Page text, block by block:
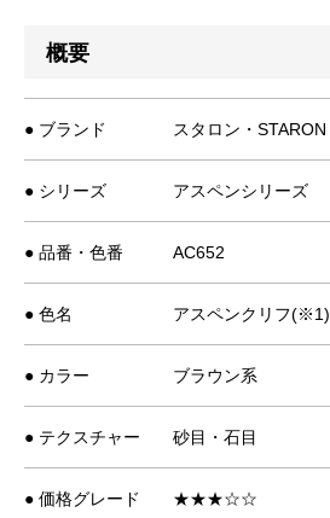
概要
● ブランド スタロン・STARON
● シリーズ アスペンシリーズ
● 品番・色番 AC652
● 色名 アスペンクリフ(※1)
● カラー ブラウン系
● テクスチャー 砂目・石目
● 価格グレード ★★★☆☆